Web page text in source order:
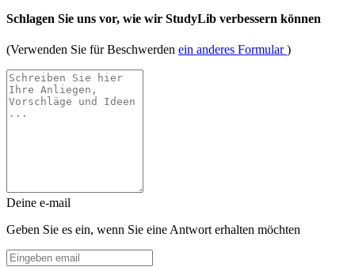
Schlagen Sie uns vor, wie wir StudyLib verbessern können
(Verwenden Sie für Beschwerden ein anderes Formular)
Deine e-mail
Geben Sie es ein, wenn Sie eine Antwort erhalten möchten